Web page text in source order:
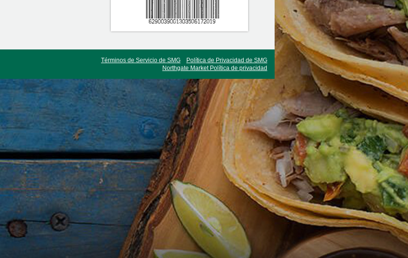
Política de Privacidad de SMG
Términos de Servicio de SMG
Northgate Market Política de privacidad